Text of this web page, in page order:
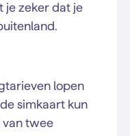
je zeker dat je
lopen
simkaart kun
van twee